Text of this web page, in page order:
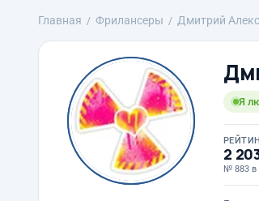
Главная Фрилансеры Дмитрий
Я
2
№ 883 в